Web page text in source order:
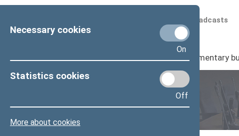
Necessary cookies
On
Statistics cookies
Off
More about cookies
Scheduled broadcasts
Seimas I Parliamentary